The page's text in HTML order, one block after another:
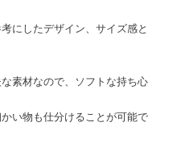
にしたデザイン、サイズ感と
素材なので、ソフトな持ち心
い物も仕分けることが可能で